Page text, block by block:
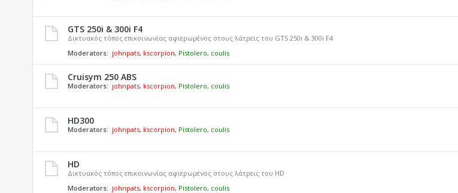
GTS 250i & 300i F4
Δικτυακός τόπος επικοινωνίας αφιερωμένος στους λάτρεις του GTS 250i & 300i F4
Moderators: johnpats, kscorpion, Pistolero, coulis
Cruisym 250 ABS
Moderators: johnpats, kscorpion, Pistolero, coulis
HD300
Moderators: johnpats, kscorpion, Pistolero, coulis
HD
Δικτυακός τόπος επικοινωνίας αφιερωμένος στους λάτρεις του HD
Moderators: johnpats, kscorpion, Pistolero, coulis